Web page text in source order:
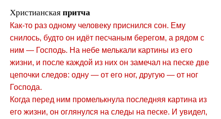
Христианская притча
Как-то раз одному человеку приснился сон. Ему
снилось, будто он идёт песчаным берегом, а рядом с
ним — Господь. На небе мелькали картины из его
жизни, и после каждой из них он замечал на песке две
цепочки следов: одну — от его ног, другую — от ног
Господа.
Когда перед ним промелькнула последняя картина из
его жизни, он оглянулся на следы на песке. И увидел,